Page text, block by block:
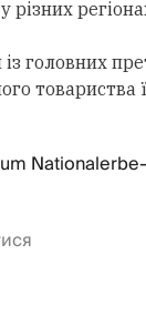
різних
головних